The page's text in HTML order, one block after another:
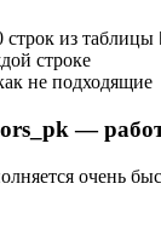
из таблицы
строке
не подходящие
—
очень